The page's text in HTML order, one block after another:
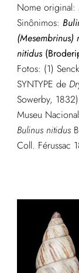
Nome original:
Sinônimos:
(Mesembrinus)
nitidus
Fotos: (1)
SYNTYPE de
Sowerby,
Museu
Bulinus nitidus
Coll. Férussac